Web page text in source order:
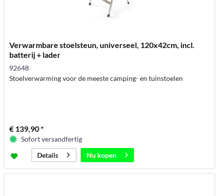
Verwarmbare stoelsteun, universeel, 120x42cm, incl.
batterij + lader
92648
Stoelverwarming voor de meeste camping- en tuinstoelen
€ 139,90 *
Sofort versandfertig
Details
Nu kopen